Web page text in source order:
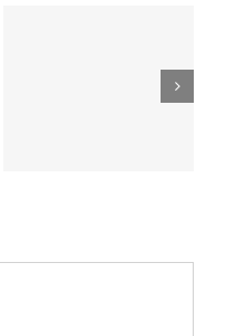
Yaïr Golan : une